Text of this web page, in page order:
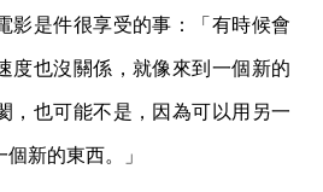
影是件很享受的事：「有時候會
度也沒關係，就像來到一個新的
，也可能不是，因為可以用另一
新的東西。」